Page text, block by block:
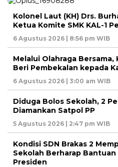
Kolonel Laut (KH) Drs.
Ketua Komite SMK KAL-1
6 Agustus 2026 | 8:56 pm WIB
Melalui Olahraga Bersama,
Beri Pembekalan kepada
6 Agustus 2026 | 3:00 am WIB
Diduga Bolos Sekolah, 2
Diamankan Satpol PP
5 Agustus 2026 | 2:47 pm WIB
Kondisi SDN Brakas 2
Sekolah Berharap
Presiden